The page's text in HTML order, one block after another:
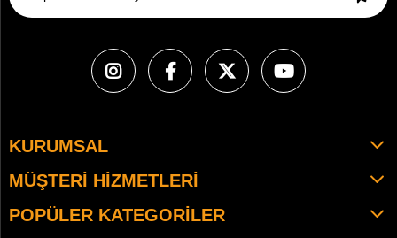
KURUMSAL
MÜŞTERI HIZMETLERI
POPÜLER KATEGORILER